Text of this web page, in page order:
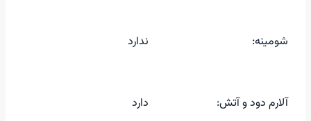
شومینه: ندارد
آلارم دود و آتش: دارد